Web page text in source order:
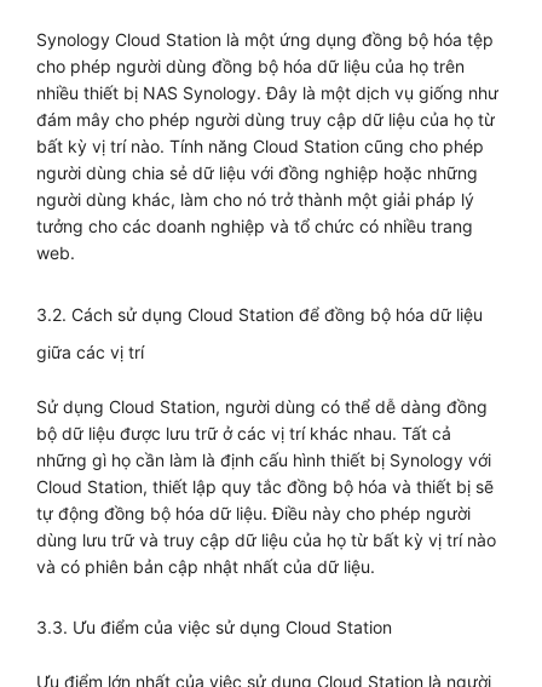
Synology Cloud Station là một ứng dụng đồng bộ hóa tệp
cho phép người dùng đồng bộ hóa dữ liệu của họ trên
nhiều thiết bị NAS Synology. Đây là một dịch vụ giống như
đám mây cho phép người dùng truy cập dữ liệu của họ từ
bất kỳ vị trí nào. Tính năng Cloud Station cũng cho phép
người dùng chia sẻ dữ liệu với đồng nghiệp hoặc những
người dùng khác, làm cho nó trở thành một giải pháp lý
tưởng cho các doanh nghiệp và tổ chức có nhiều trang
web.
3.2. Cách sử dụng Cloud Station để đồng bộ hóa dữ liệu
giữa các vị trí
Sử dụng Cloud Station, người dùng có thể dễ dàng đồng
bộ dữ liệu được lưu trữ ở các vị trí khác nhau. Tất cả
những gì họ cần làm là định cấu hình thiết bị Synology với
Cloud Station, thiết lập quy tắc đồng bộ hóa và thiết bị sẽ
tự động đồng bộ hóa dữ liệu. Điều này cho phép người
dùng lưu trữ và truy cập dữ liệu của họ từ bất kỳ vị trí nào
và có phiên bản cập nhật nhất của dữ liệu.
3.3. Ưu điểm của việc sử dụng Cloud Station
Ưu điểm lớn nhất của việc sử dụng Cloud Station là người